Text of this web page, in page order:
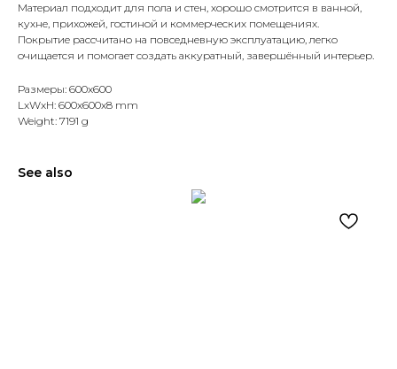
Материал подходит для пола и стен, хорошо смотрится в ванной,
кухне, прихожей, гостиной и коммерческих помещениях.
Покрытие рассчитано на повседневную эксплуатацию, легко
очищается и помогает создать аккуратный, завершённый интерьер.
Размеры: 600x600
LxWxH: 600x600x8 mm
Weight: 7191 g
See also